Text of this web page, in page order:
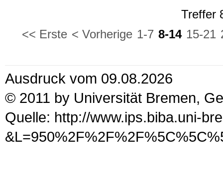
Treffer
<< Erste < Vorherige 1-7 8-14 15-21
Ausdruck vom 09.08.2026
© 2011 by Universität Bremen,
Quelle: http://www.ips.biba.uni-